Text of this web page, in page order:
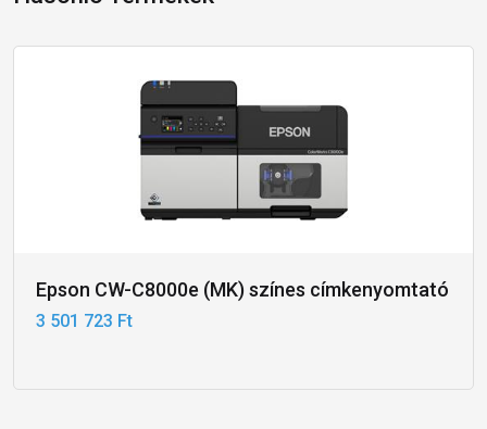
Epson CW-C8000e (MK) színes címkenyomtató
3 501 723 Ft